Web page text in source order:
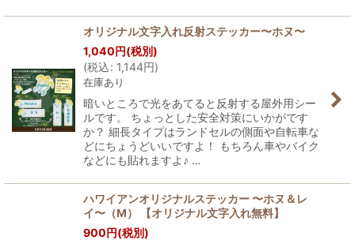
オリジナル文字入れ反射ステッカー〜ホヌ〜
1,040円(税別)
(税込: 1,144円)
在庫あり
暗いところで光をあてると反射する屋外用シー
ルです。 ちょっとした安全対策にいかがです
か？ 細長タイプはランドセルの側面や自転車な
どにちょうどいいですよ！ もちろん車やバイク
などにも貼れますよ♪ …
ハワイアンオリジナルステッカー 〜ホヌ＆レ
イ〜（M） 【オリジナル文字入れ無料】
900円(税別)